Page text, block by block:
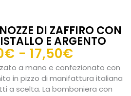
DI ZAFFIRO CON
E ARGENTO
€ - 17,50€
di
prezzo:
da
a mano e confezionato con
in pizzo di manifattura italiana
a scelta. La bomboniera con